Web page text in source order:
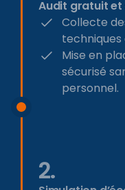
Audit gratuit et
Collecte
Mise en
sécurisé
personnel.
2.